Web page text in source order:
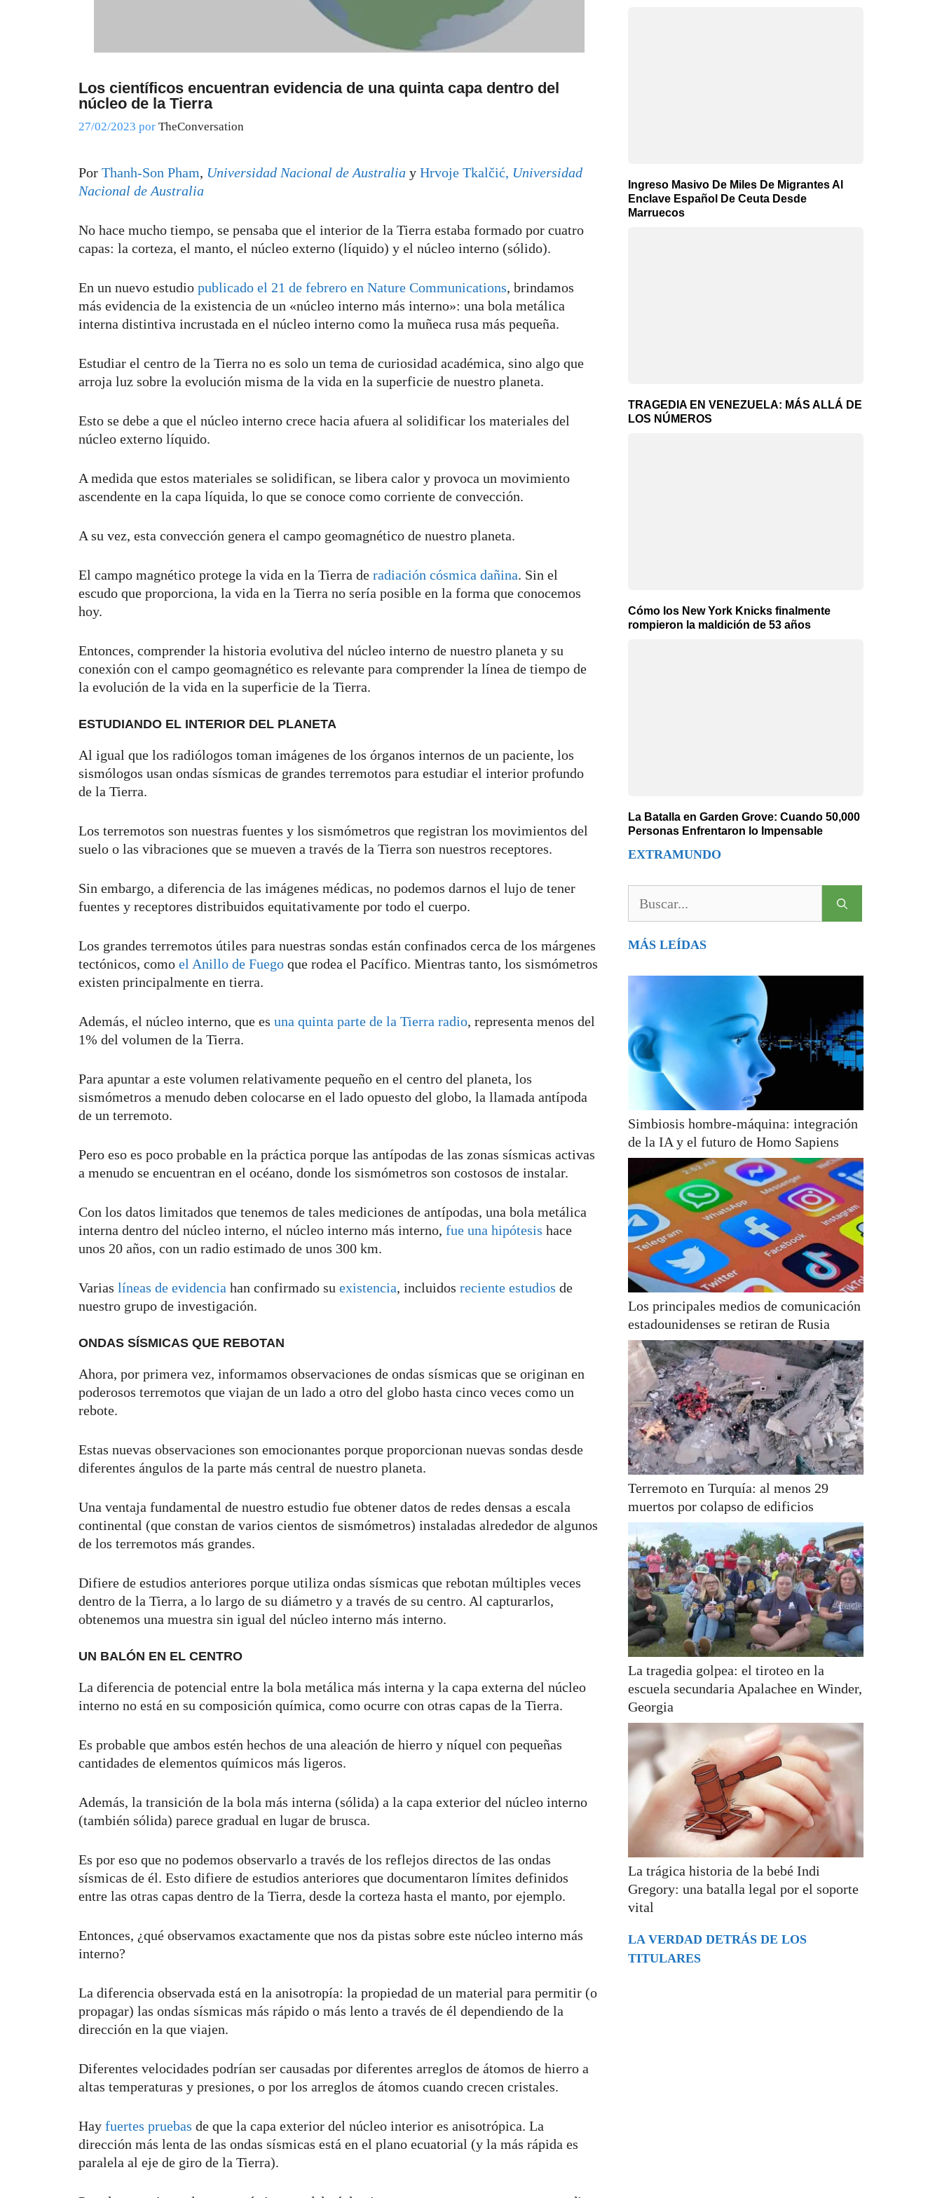
Los científicos encuentran evidencia de una quinta capa dentro del
núcleo de la Tierra
27/02/2023 por TheConversation
Por Thanh-Son Pham, Universidad Nacional de Australia y Hrvoje Tkalčić, Universidad
Nacional de Australia
No hace mucho tiempo, se pensaba que el interior de la Tierra estaba formado por cuatro
capas: la corteza, el manto, el núcleo externo (líquido) y el núcleo interno (sólido).
En un nuevo estudio publicado el 21 de febrero en Nature Communications, brindamos
más evidencia de la existencia de un «núcleo interno más interno»: una bola metálica
interna distintiva incrustada en el núcleo interno como la muñeca rusa más pequeña.
Estudiar el centro de la Tierra no es solo un tema de curiosidad académica, sino algo que
arroja luz sobre la evolución misma de la vida en la superficie de nuestro planeta.
Esto se debe a que el núcleo interno crece hacia afuera al solidificar los materiales del
núcleo externo líquido.
A medida que estos materiales se solidifican, se libera calor y provoca un movimiento
ascendente en la capa líquida, lo que se conoce como corriente de convección.
A su vez, esta convección genera el campo geomagnético de nuestro planeta.
El campo magnético protege la vida en la Tierra de radiación cósmica dañina. Sin el
escudo que proporciona, la vida en la Tierra no sería posible en la forma que conocemos
hoy.
Entonces, comprender la historia evolutiva del núcleo interno de nuestro planeta y su
conexión con el campo geomagnético es relevante para comprender la línea de tiempo de
la evolución de la vida en la superficie de la Tierra.
ESTUDIANDO EL INTERIOR DEL PLANETA
Al igual que los radiólogos toman imágenes de los órganos internos de un paciente, los
sismólogos usan ondas sísmicas de grandes terremotos para estudiar el interior profundo
de la Tierra.
Los terremotos son nuestras fuentes y los sismómetros que registran los movimientos del
suelo o las vibraciones que se mueven a través de la Tierra son nuestros receptores.
Sin embargo, a diferencia de las imágenes médicas, no podemos darnos el lujo de tener
fuentes y receptores distribuidos equitativamente por todo el cuerpo.
Los grandes terremotos útiles para nuestras sondas están confinados cerca de los márgenes
tectónicos, como el Anillo de Fuego que rodea el Pacífico. Mientras tanto, los sismómetros
existen principalmente en tierra.
Además, el núcleo interno, que es una quinta parte de la Tierra radio, representa menos del
1% del volumen de la Tierra.
Para apuntar a este volumen relativamente pequeño en el centro del planeta, los
sismómetros a menudo deben colocarse en el lado opuesto del globo, la llamada antípoda
de un terremoto.
Pero eso es poco probable en la práctica porque las antípodas de las zonas sísmicas activas
a menudo se encuentran en el océano, donde los sismómetros son costosos de instalar.
Con los datos limitados que tenemos de tales mediciones de antípodas, una bola metálica
interna dentro del núcleo interno, el núcleo interno más interno, fue una hipótesis hace
unos 20 años, con un radio estimado de unos 300 km.
Varias líneas de evidencia han confirmado su existencia, incluidos reciente estudios de
nuestro grupo de investigación.
ONDAS SÍSMICAS QUE REBOTAN
Ahora, por primera vez, informamos observaciones de ondas sísmicas que se originan en
poderosos terremotos que viajan de un lado a otro del globo hasta cinco veces como un
rebote.
Estas nuevas observaciones son emocionantes porque proporcionan nuevas sondas desde
diferentes ángulos de la parte más central de nuestro planeta.
Una ventaja fundamental de nuestro estudio fue obtener datos de redes densas a escala
continental (que constan de varios cientos de sismómetros) instaladas alrededor de algunos
de los terremotos más grandes.
Difiere de estudios anteriores porque utiliza ondas sísmicas que rebotan múltiples veces
dentro de la Tierra, a lo largo de su diámetro y a través de su centro. Al capturarlos,
obtenemos una muestra sin igual del núcleo interno más interno.
UN BALÓN EN EL CENTRO
La diferencia de potencial entre la bola metálica más interna y la capa externa del núcleo
interno no está en su composición química, como ocurre con otras capas de la Tierra.
Es probable que ambos estén hechos de una aleación de hierro y níquel con pequeñas
cantidades de elementos químicos más ligeros.
Además, la transición de la bola más interna (sólida) a la capa exterior del núcleo interno
(también sólida) parece gradual en lugar de brusca.
Es por eso que no podemos observarlo a través de los reflejos directos de las ondas
sísmicas de él. Esto difiere de estudios anteriores que documentaron límites definidos
entre las otras capas dentro de la Tierra, desde la corteza hasta el manto, por ejemplo.
Entonces, ¿qué observamos exactamente que nos da pistas sobre este núcleo interno más
interno?
La diferencia observada está en la anisotropía: la propiedad de un material para permitir (o
propagar) las ondas sísmicas más rápido o más lento a través de él dependiendo de la
dirección en la que viajen.
Diferentes velocidades podrían ser causadas por diferentes arreglos de átomos de hierro a
altas temperaturas y presiones, o por los arreglos de átomos cuando crecen cristales.
Hay fuertes pruebas de que la capa exterior del núcleo interior es anisotrópica. La
dirección más lenta de las ondas sísmicas está en el plano ecuatorial (y la más rápida es
paralela al eje de giro de la Tierra).
Ingreso Masivo De Miles De Migrantes Al
Enclave Español De Ceuta Desde
Marruecos
TRAGEDIA EN VENEZUELA: MÁS ALLÁ DE
LOS NÚMEROS
Cómo los New York Knicks finalmente
rompieron la maldición de 53 años
La Batalla en Garden Grove: Cuando 50,000
Personas Enfrentaron lo Impensable
EXTRAMUNDO
MÁS LEÍDAS
Simbiosis hombre-máquina: integración
de la IA y el futuro de Homo Sapiens
Los principales medios de comunicación
estadounidenses se retiran de Rusia
Terremoto en Turquía: al menos 29
muertos por colapso de edificios
La tragedia golpea: el tiroteo en la
escuela secundaria Apalachee en Winder,
Georgia
La trágica historia de la bebé Indi
Gregory: una batalla legal por el soporte
vital
LA VERDAD DETRÁS DE LOS
TITULARES